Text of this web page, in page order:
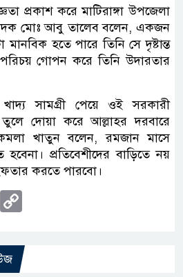
প্রকাশ করে মাটিরাঙ্গা উপজেলা
মোঃ আবু তালেব বলেন, একজন
হতে পারে তিনি সে দৃষ্টান্ত
গোপন করে তিনি উদারতার
সামগ্রী পেয়ে ওই সরকারী
তুলে দোয়া করে আল্লাহর দরবারে
খাতুন বলেন, রমজান মাসে
প্রতিবেশীদের বাড়িতে নয়
করতে পারবো।
Facebook